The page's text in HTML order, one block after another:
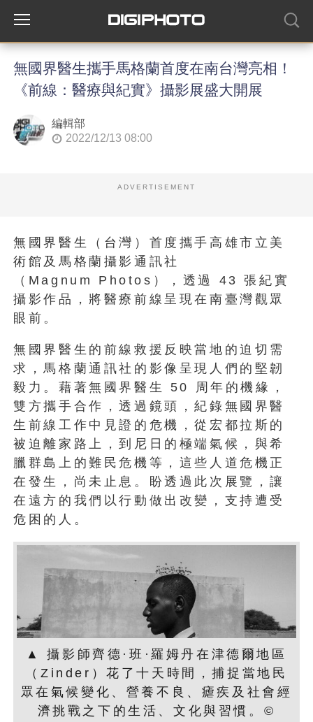
無國界醫生攜手馬格蘭首度在南台灣亮相！
《前線：醫療與紀實》攝影展盛大開展
編輯部
2022/12/13 08:00
ADVERTISEMENT
無國界醫生（台灣）首度攜手高雄市立美
術館及馬格蘭攝影通訊社
（Magnum Photos），透過 43 張紀實
攝影作品，將醫療前線呈現在南臺灣觀眾
眼前。
無國界醫生的前線救援反映當地的迫切需
求，馬格蘭通訊社的影像呈現人們的堅韌
毅力。藉著無國界醫生 50 周年的機緣，
雙方攜手合作，透過鏡頭，紀錄無國界醫
生前線工作中見證的危機，從宏都拉斯的
被迫離家路上，到尼日的極端氣候，與希
臘群島上的難民危機等，這些人道危機正
在發生，尚未止息。盼透過此次展覽，讓
在遠方的我們以行動做出改變，支持遭受
危困的人。
▲ 攝影師齊德·班·羅姆丹在津德爾地區
（Zinder）花了十天時間，捕捉當地民
眾在氣候變化、營養不良、瘧疾及社會經
濟挑戰之下的生活、文化與習慣。©